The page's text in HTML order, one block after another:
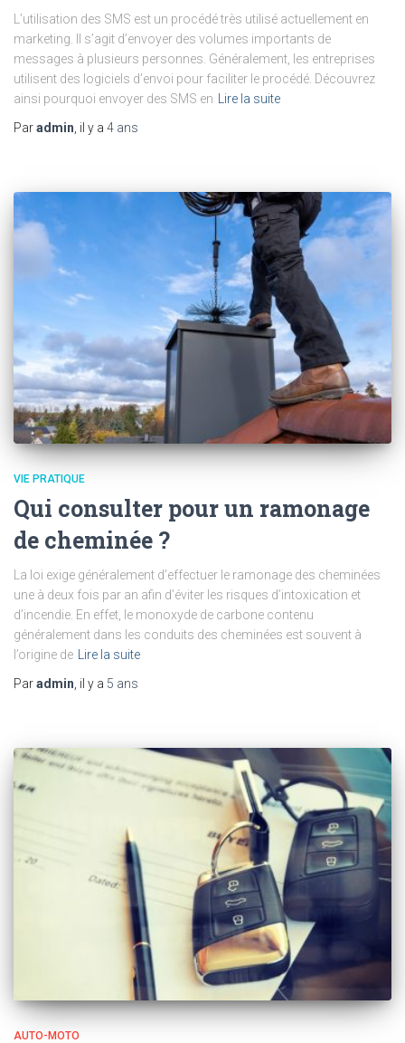
L’utilisation des SMS est un procédé très utilisé actuellement en
marketing. Il s’agit d’envoyer des volumes importants de
messages à plusieurs personnes. Généralement, les entreprises
utilisent des logiciels d’envoi pour faciliter le procédé. Découvrez
ainsi pourquoi envoyer des SMS en Lire la suite
Paradmin , il y a 4 ans
VIE PRATIQUE
Qui consulter pour un ramonage
de cheminée ?
La loi exige généralement d’effectuer le ramonage des cheminées
une à deux fois par an afin d’éviter les risques d’intoxication et
d’incendie. En effet, le monoxyde de carbone contenu
généralement dans les conduits des cheminées est souvent à
l’origine de Lire la suite
Paradmin, il y a 5 ans
AUTO-MOTO